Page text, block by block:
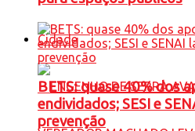
Cidade
BETS: quase 40% dos
endividados; SESI e
prevenção